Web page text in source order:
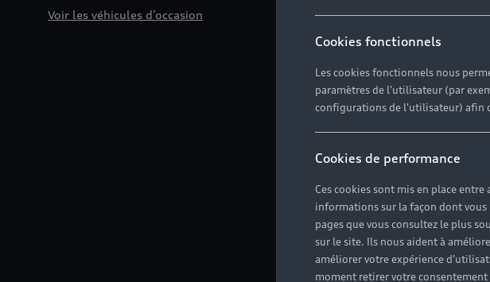
Voir les véhicules d’occasion
Cookies fonctionnels
Les cookies fonctionnels nous
paramètres de l'utilisateur (par
configurations de l'utilisateur) afin
Cookies de performance
Ces cookies sont mis en place
informations sur la façon dont
pages que vous consultez le plus
sur le site. Ils nous aident à
améliorer votre expérience
moment retirer votre